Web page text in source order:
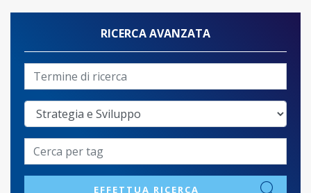
RICERCA AVANZATA
EFFETTUA RICERCA